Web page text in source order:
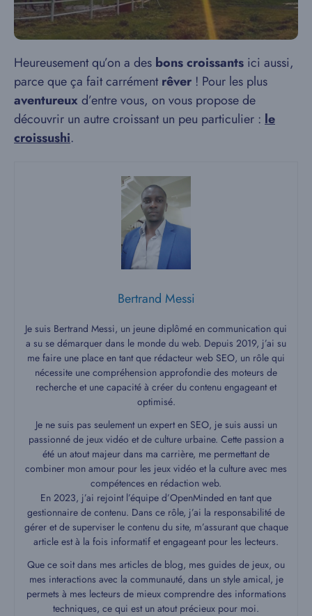
Heureusement qu’on a des bons croissants ici aussi,
parce que ça fait carrémentrêver ! Pour les plus
aventureux d’entre vous, on vous propose de
découvrir un autre croissant un peu particulier : le
croissushi.
Bertrand Messi
Je suis Bertrand Messi, un jeune diplômé en communication qui
a su se démarquer dans le monde du web. Depuis 2019, j’ai su
me faire une place en tant que rédacteur web SEO, un rôle qui
nécessite une compréhension approfondie des moteurs de
recherche et une capacité à créer du contenu engageant et
optimisé.
Je ne suis pas seulement un expert en SEO, je suis aussi un
passionné de jeux vidéo et de culture urbaine. Cette passion a
été un atout majeur dans ma carrière, me permettant de
combiner mon amour pour les jeux vidéo et la culture avec mes
compétences en rédaction web.
En 2023, j’ai rejoint l’équipe d’OpenMinded en tant que
gestionnaire de contenu. Dans ce rôle, j’ai la responsabilité de
gérer et de superviser le contenu du site, m’assurant que chaque
article est à la fois informatif et engageant pour les lecteurs.
Que ce soit dans mes articles de blog, mes guides de jeux, ou
mes interactions avec la communauté, dans un style amical, je
permets à mes lecteurs de mieux comprendre des informations
techniques, ce qui est un atout précieux pour moi.